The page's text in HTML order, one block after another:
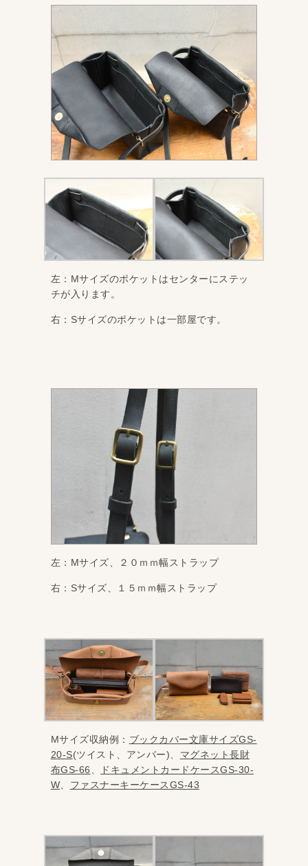
左：Mサイズのポケットはセンターにステッ
チが入ります。
右：Sサイズのポケットは一部屋です。
左：Mサイズ、２０ｍｍ幅ストラップ
右：Sサイズ、１５ｍｍ幅ストラップ
Mサイズ収納例： ブックカバー文庫サイズGS-
20-S(ツイスト、アンバー)、 マグネット長財
布GS-66
ドキュメントカードケースGS-30-
W
ファスナーキーケースGS-43